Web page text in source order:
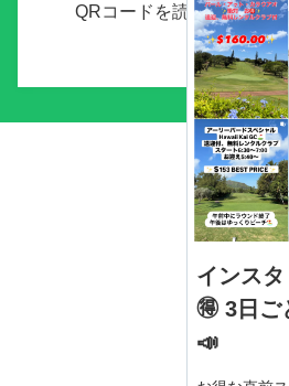
インス
🉐 3日ご
📣
QRコードを読み取り、友
さい。